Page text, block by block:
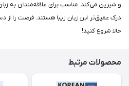
و شیرین می‌کند. مناسب برای علاقه‌مندان به
درک عمیق‌تر این زبان زیبا هستند. فرصت را از
حالا شروع کنید!
محصولات مرتبط